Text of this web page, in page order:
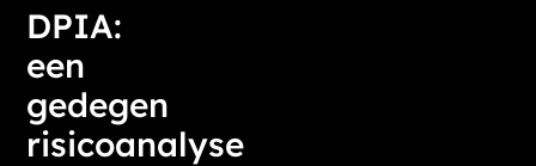
DPIA:
een
gedegen
risicoanalyse